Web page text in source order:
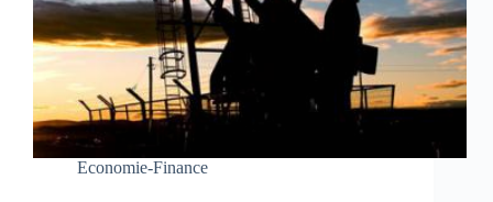
Economie-Finance